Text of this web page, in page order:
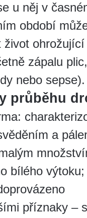
u něj v
období
život
zápalu plic,
nebo sepse).
průběhu
a
bílého výtoku;
příznaky –